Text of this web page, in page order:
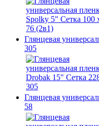
Глянцевая
305
Глянцевая
58